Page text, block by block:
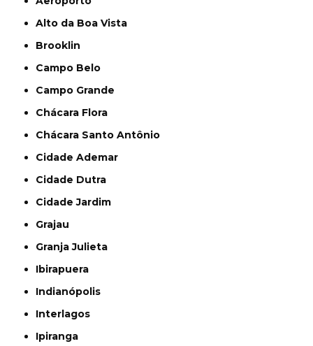
Alto da Boa Vista
Brooklin
Campo Belo
Campo Grande
Chácara Flora
Chácara Santo Antônio
Cidade Ademar
Cidade Dutra
Cidade Jardim
Grajau
Granja Julieta
Ibirapuera
Indianópolis
Interlagos
Ipiranga